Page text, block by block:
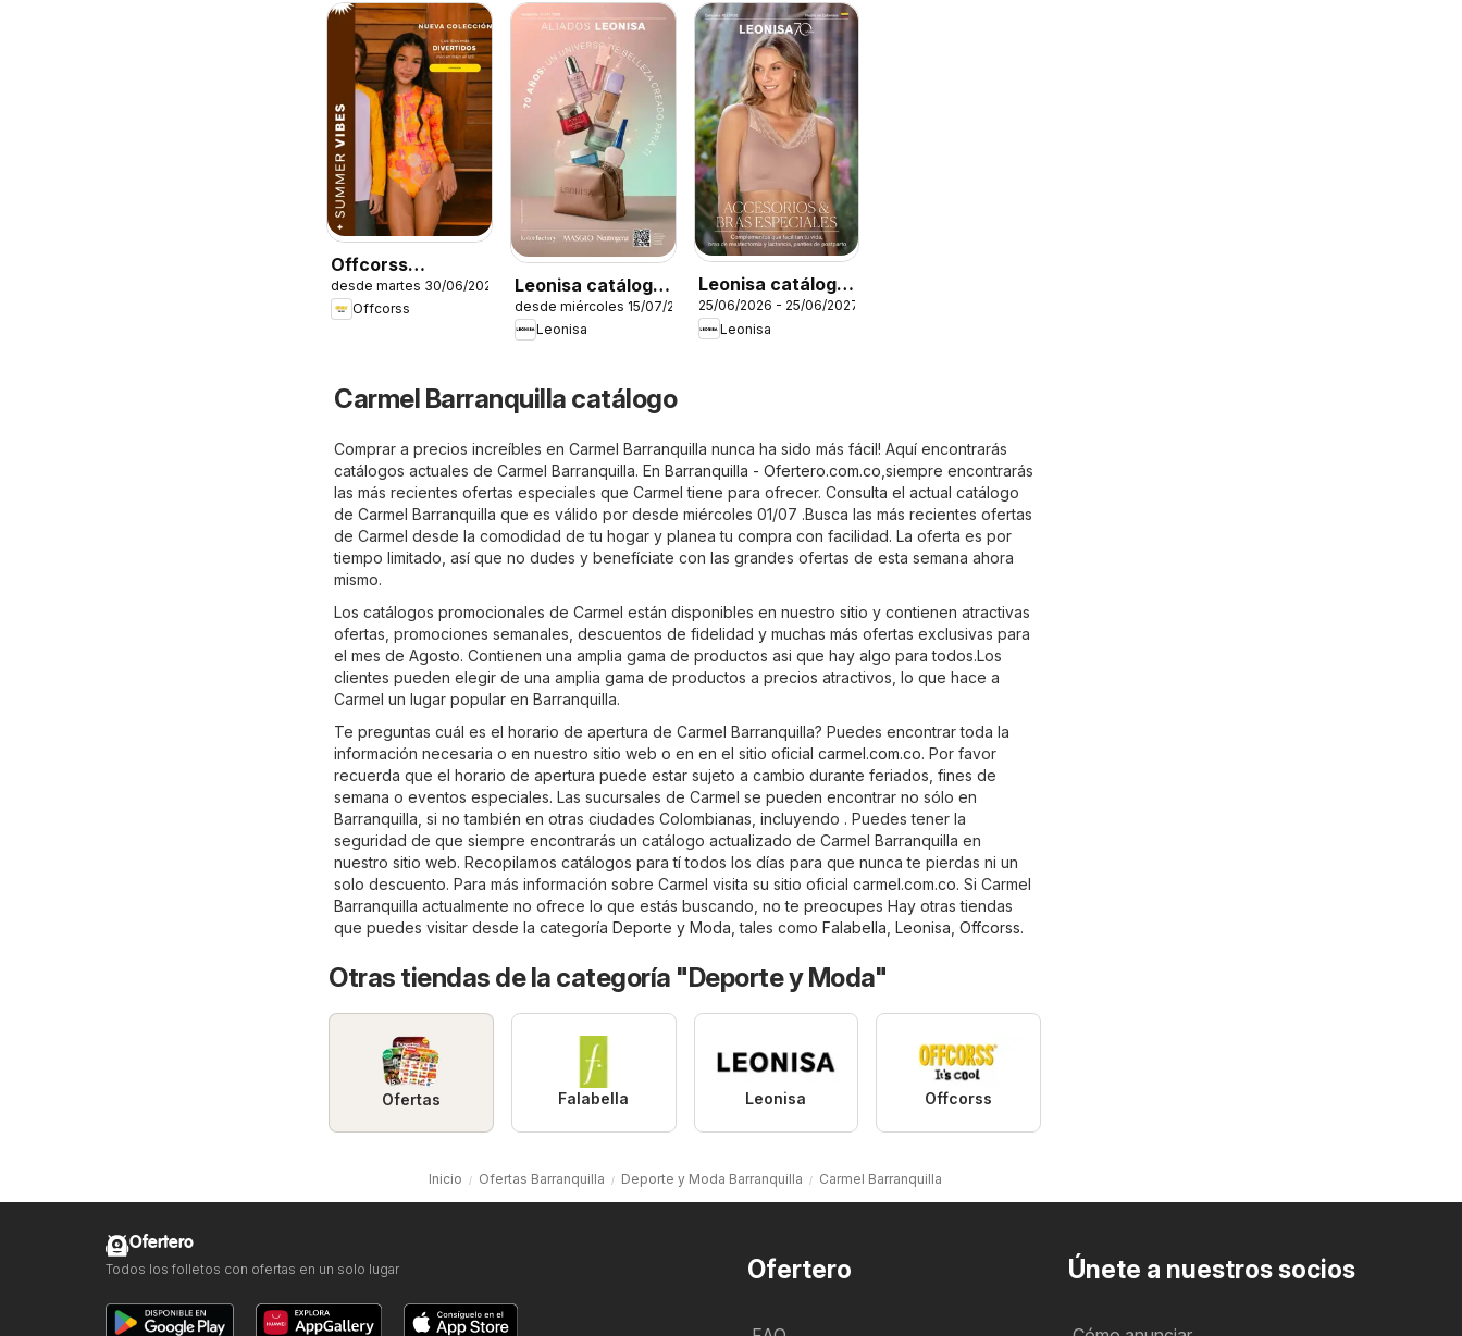
Offcorss
catálogo
desde martes 30/06/2026
Offcorss
Leonisa catálogo
aliados
desde miércoles 15/07/2026
Leonisa
Leonisa catálogo
Campaña 10
25/06/2026 - 25/06/2027
Leonisa
Carmel Barranquilla catálogo
Comprar a precios increíbles en Carmel Barranquilla nunca ha sido más fácil! Aquí encontrarás
catálogos actuales de Carmel Barranquilla. En Barranquilla - Ofertero.com.co ,siempre encontrarás
las más recientes ofertas especiales que Carmel tiene para ofrecer. Consulta el actual catálogo
de Carmel Barranquilla que es válido por desde miércoles 01/07 .Busca las más recientes ofertas
de Carmel desde la comodidad de tu hogar y planea tu compra con facilidad. La oferta es por
tiempo limitado, así que no dudes y benefíciate con las grandes ofertas de esta semana ahora
mismo.
Los catálogos promocionales de Carmel están disponibles en nuestro sitio y contienen atractivas
ofertas, promociones semanales, descuentos de fidelidad y muchas más ofertas exclusivas para
el mes de Agosto. Contienen una amplia gama de productos asi que hay algo para todos.Los
clientes pueden elegir de una amplia gama de productos a precios atractivos, lo que hace a
Carmel un lugar popular en Barranquilla.
Te preguntas cuál es el horario de apertura de Carmel Barranquilla? Puedes encontrar toda la
información necesaria o en nuestro sitio web o en en el sitio oficial carmel.com.co. Por favor
recuerda que el horario de apertura puede estar sujeto a cambio durante feriados, fines de
semana o eventos especiales. Las sucursales de Carmel se pueden encontrar no sólo en
Barranquilla, si no también en otras ciudades Colombianas, incluyendo . Puedes tener la
seguridad de que siempre encontrarás un catálogo actualizado de Carmel Barranquilla en
nuestro sitio web. Recopilamos catálogos para tí todos los días para que nunca te pierdas ni un
solo descuento. Para más información sobre Carmel visita su sitio oficial carmel.com.co. Si Carmel
Barranquilla actualmente no ofrece lo que estás buscando, no te preocupes Hay otras tiendas
que puedes visitar desde la categoría Deporte y Moda , tales como Falabella Leonisa Offcorss.
Otras tiendas de la categoría "Deporte y Moda"
Ofertas Falabella Leonisa Offcorss
Inicio Ofertas Barranquilla Deporte y Moda Barranquilla Carmel Barranquilla
Ofertero Únete a nuestros socios
Ofertero
Todos los folletos con ofertas en un solo lugar